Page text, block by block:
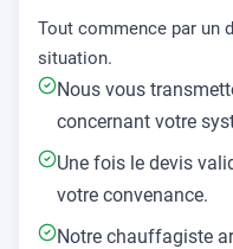
Tout commence par un
situation.
Nous vous
concernant votre
Une fois le devis
votre convenance.
Notre chauffagiste